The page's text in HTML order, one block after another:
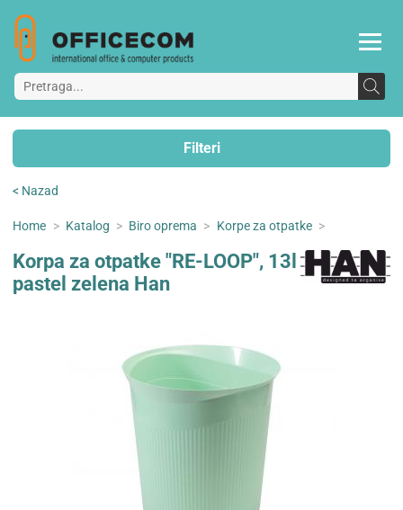
Filteri
< Nazad
Home > Katalog > Biro oprema > Korpe za otpatke >
Korpa za otpatke "RE-LOOP", 13l
pastel zelena Han